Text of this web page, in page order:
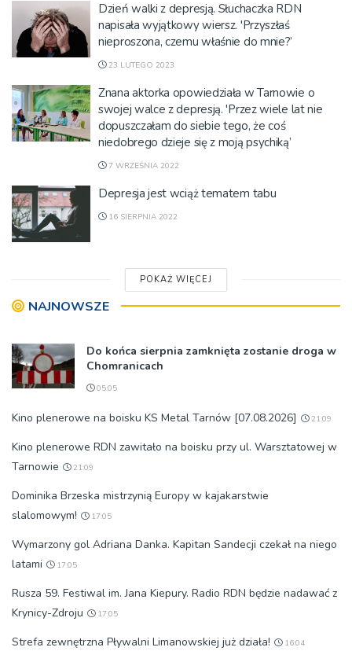
Dzień walki z depresją. Słuchaczka RDN
napisała wyjątkowy wiersz. 'Przyszłaś
nieproszona, czemu właśnie do mnie?’
23 LUTEGO 2023
Znana aktorka opowiedziała w Tarnowie o
swojej walce z depresją. 'Przez wiele lat nie
dopuszczałam do siebie tego, że coś
niedobrego dzieje się z moją psychiką’
7 WRZEŚNIA 2022
Depresja jest wciąż tematem tabu
16 SIERPNIA 2022
POKAŻ WIĘCEJ
NAJNOWSZE
Do końca sierpnia zamknięta zostanie droga w
Chomranicach
05:05
Kino plenerowe na boisku KS Metal Tarnów [07.08.2026] 21:09
Kino plenerowe RDN zawitało na boisku przy ul. Warsztatowej w
Tarnowie
21:09
Dominika Brzeska mistrzynią Europy w kajakarstwie
slalomowym!
17:05
Wymarzony gol Adriana Danka. Kapitan Sandecji czekał na niego
latami
17:05
Rusza 59. Festiwal im. Jana Kiepury. Radio RDN będzie nadawać z
Krynicy-Zdroju
17:05
Strefa zewnętrzna Pływalni Limanowskiej już działa! 16:04